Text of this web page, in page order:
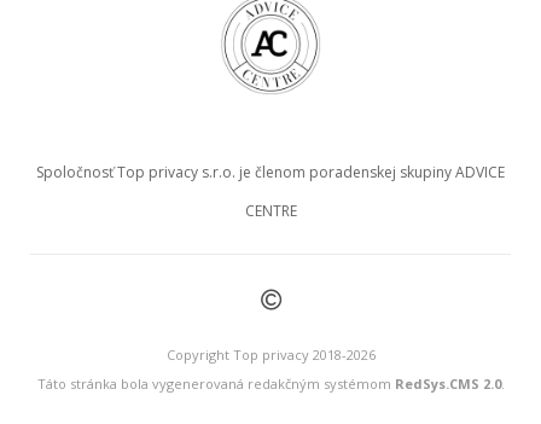
Spoločnosť Top privacy s.r.o. je členom poradenskej skupiny ADVICE
CENTRE
©
Copyright Top privacy 2018-2026
Táto stránka bola vygenerovaná redakčným systémom RedSys.CMS 2.0.